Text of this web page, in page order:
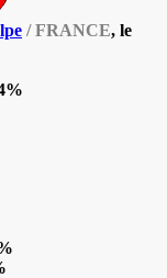
lpe / FRANCE, le